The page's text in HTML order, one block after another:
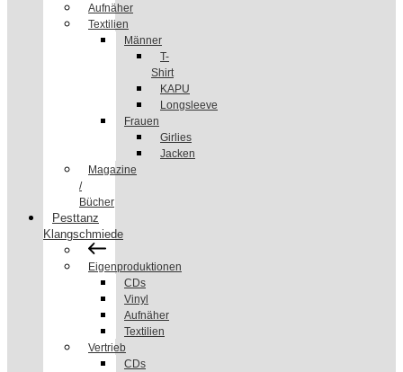
Aufnäher
Textilien
Männer
T-
Shirt
KAPU
Longsleeve
Frauen
Girlies
Jacken
Magazine
/
Bücher
Pesttanz
Klangschmiede
Eigenproduktionen
CDs
Vinyl
Aufnäher
Textilien
Vertrieb
CDs